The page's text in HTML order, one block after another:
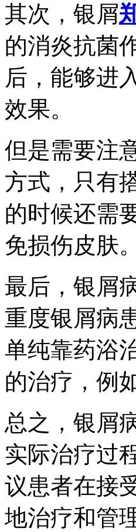
其次，银屑
的消炎抗菌
后，能够进
效果。
但是需要注
方式，只有
的时候还需
免损伤皮肤。
最后，银屑
重度银屑病
单纯靠药浴
的治疗，例
总之，银屑
实际治疗过
议患者在接
地治疗和管